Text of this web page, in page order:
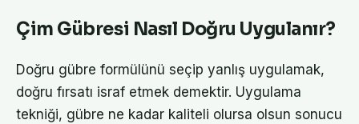
Çim Gübresi Nasıl Doğru Uygulanır?
Doğru gübre formülünü seçip yanlış uygulamak,
doğru fırsatı israf etmek demektir. Uygulama
tekniği, gübre ne kadar kaliteli olursa olsun sonucu